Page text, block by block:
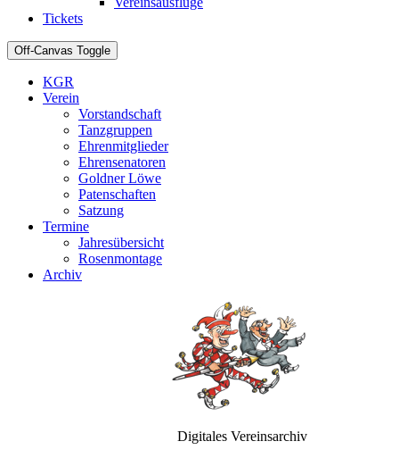
Tickets
Off-Canvas Toggle
KGR
Verein
Vorstandschaft
Tanzgruppen
Ehrenmitglieder
Ehrensenatoren
Goldner Löwe
Patenschaften
Satzung
Termine
Jahresübersicht
Rosenmontage
Archiv
Digitales Vereinsarchiv